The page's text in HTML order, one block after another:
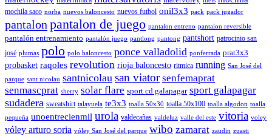
mochila saco norba nuevos baloncesto nuevos futbol onil3x3 pack pack jugador
pantalon pantalon de juego pantalon entreno pantalon reversible
pantalón entrenamiento pantalón juego pantlong pantong pantshort patrocinio san
josé plumas polo polo baloncesto ponce valladolid ponferrada prat3x3
probasket raqoles revolution rioja baloncesto ritmica running San José del
parque sant nicolau santnicolau san viator senfemaprat
senmascprat sherry solar flare sport cd galapagar sport galapagar
sudadera sweatshirt talayuela te3x3 toalla 50x30 toalla 50x100 toalla algodon toalla
pequeña unoentrecienmil urola valdecañas valdeluz valle del este vitoria voley
vóley arturo soria vóley San José del parque wibo zamarat zaudin zuasti